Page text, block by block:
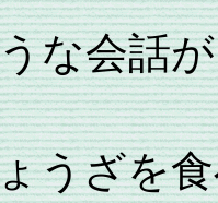
会話が
うざを